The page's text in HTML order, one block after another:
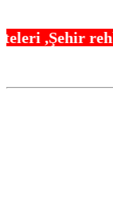
Bilecik’te Vali